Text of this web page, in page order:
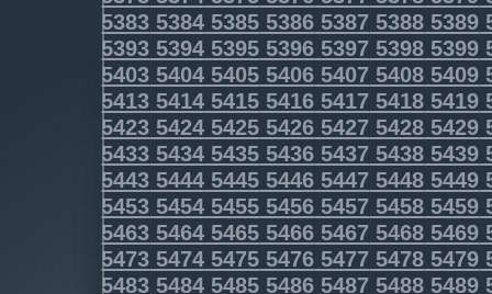
5383 5384 5385 5386 5387 5388 5389
5393 5394 5395 5396 5397 5398 5399
5403 5404 5405 5406 5407 5408 5409
5413 5414 5415 5416 5417 5418 5419
5423 5424 5425 5426 5427 5428 5429
5433 5434 5435 5436 5437 5438 5439
5443 5444 5445 5446 5447 5448 5449
5453 5454 5455 5456 5457 5458 5459
5463 5464 5465 5466 5467 5468 5469
5473 5474 5475 5476 5477 5478 5479
5483 5484 5485 5486 5487 5488 5489